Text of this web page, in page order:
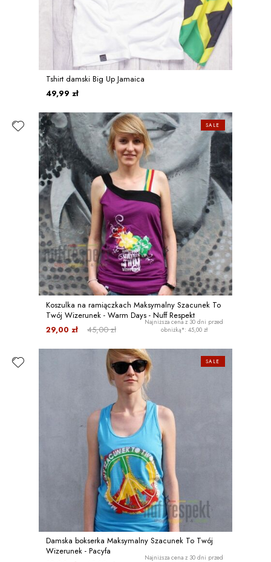
Tshirt damski Big Up Jamaica
49,99 zł
Koszulka na ramiączkach Maksymalny Szacunek To
Twój Wizerunek - Warm Days - Nuff Respekt
45,00 zł
29,00 zł
Najniższa cena z 30 dni przed
obniżką*: 45,00 zł
SALE
Damska bokserka Maksymalny Szacunek To Twój
Wizerunek - Pacyfa
Najniższa cena z 30 dni przed
SALE